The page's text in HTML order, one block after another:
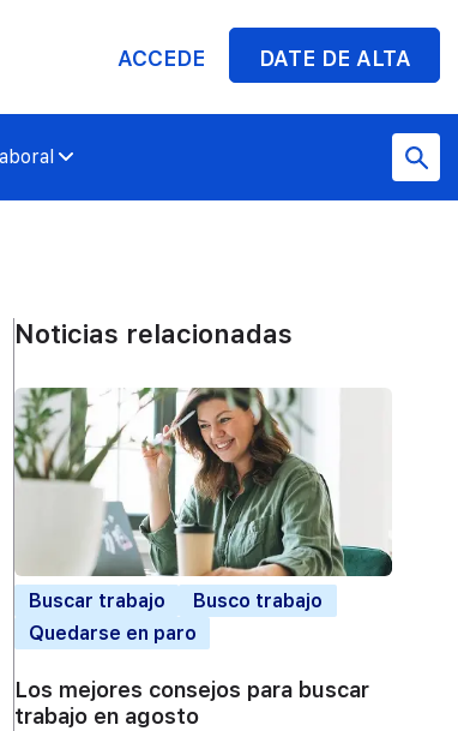
ACCEDE DATE DE ALTA
Noticias relacionadas
Buscar trabajo
Busco trabajo
Quedarse en paro
Los mejores consejos para buscar
trabajo en agosto